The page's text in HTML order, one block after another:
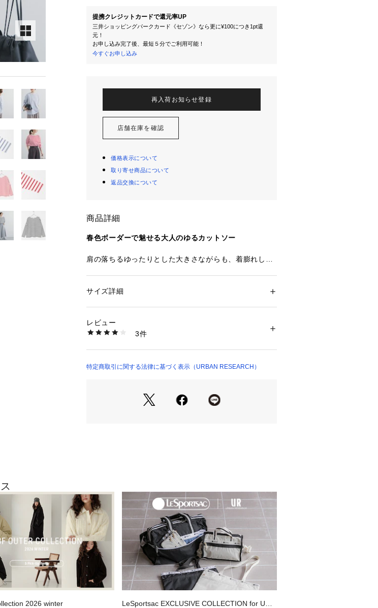
提携クレジットカードで還元率UP
三井ショッピングパークカード《セゾン》なら更に¥100につき1pt還
元！
お申し込み完了後、最短５分でご利用可能！
今すぐお申し込み
再入荷お知らせ登録
店舗在庫を確認
価格表示について
取り寄せ商品について
返品交換について
商品詳細
春色ボーダーで魅せる大人のゆるカットソー
肩の落ちるゆったりとした大きさながらも、着膨れしな
生地には滑らかで程よくふっくらとしたコットン地を使
グシーズン活躍します。
着るだけで雰囲気を作ってくれる春らしいカラーボーダ
デイリーコーデにさりげない彩りを添えてくれる一枚で
【2026 Spring/Summer】【26SS】
お気に入り登録された商品は、マイページにて現在の価
格情報や在庫状況の確認が可能です。
お買い物リストの管理にぜひご利用ください。
素材感
透け感 : ややあり
伸縮性 : ややあり
裏地 : なし
光沢 : なし
ポケット : なし
性別：レディース
洗濯：-
※詳しい洗濯方法については、商品の品質表示タグをご覧くださ
商品番号：1650000134063 （モール）
サイズ詳細
レビュー
3件
特定商取引に関する法律に基づく表示（URBAN RESEARCH）
2026 winter
LeSportsac EXCLUSIVE COLLECTION for URB